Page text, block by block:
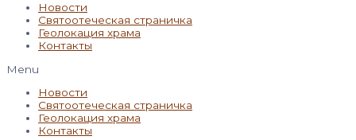
Новости
Святоотеческая страничка
Геолокация храма
Контакты
Menu
Новости
Святоотеческая страничка
Геолокация храма
Контакты